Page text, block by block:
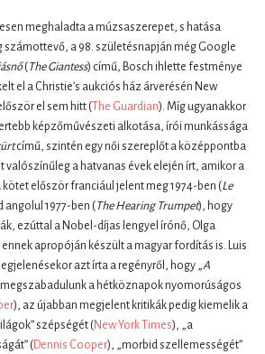
meghaladta a múzsaszerepet, s hatása
számottevő, a 98. születésnapján még Google
(The Giantess) című, Bosch ihlette festménye
el a Christie’s aukciós ház árverésén New
el sem hitt (The Guardian). Míg ugyanakkor
képzőművészeti alkotása, írói munkássága
című, szintén egy női szereplőt a középpontba
valószínűleg a hatvanas évek elején írt, amikor a
kötet először franciául jelent meg 1974-ben (Le
angolul 1977-ben (The Hearing Trumpet), hogy
ezúttal a Nobel-díjas lengyel írónő, Olga
apropóján készült a magyar fordítás is. Luis
azt írta a regényről, hogy „A
a hétköznapok nyomorúságos
), az újabban megjelent kritikák pedig kiemelik a
szépségét (New York Times), „a
(Dennis Cooper), „morbid szellemességét”